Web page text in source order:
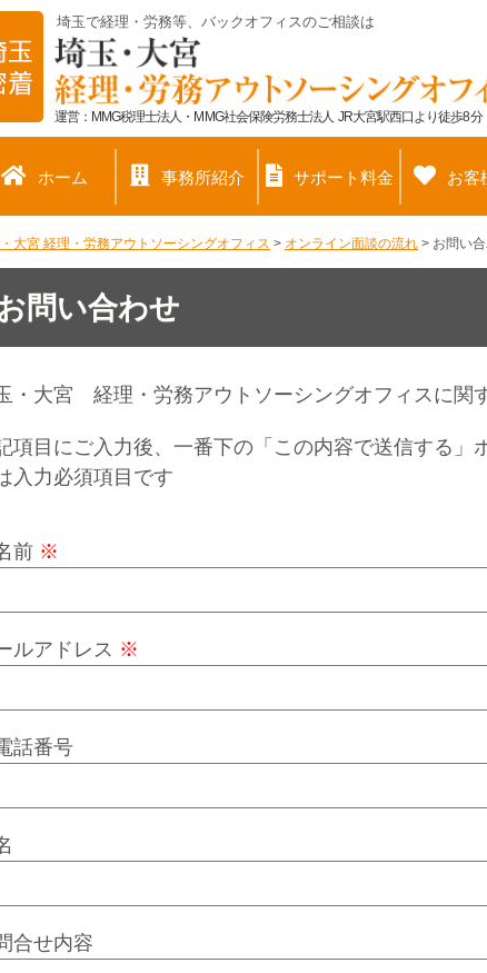
埼玉で経理・労務等、バックオフィスのご相談は
運営：MMG税理士法人・MMG社会保険労務士法人 JR大宮駅西口より徒歩8分
ホーム 事務所紹介 サポート料金 お客
大宮 経理・労務アウトソーシングオフィス > オンライン面談の流れ > お問い
問い合わせ
・大宮 経理・労務アウトソーシングオフィスに関
項目にご入力後、一番下の「この内容で送信する」
入力必須項目です
前 ※
ルアドレス ※
話番号
合せ内容